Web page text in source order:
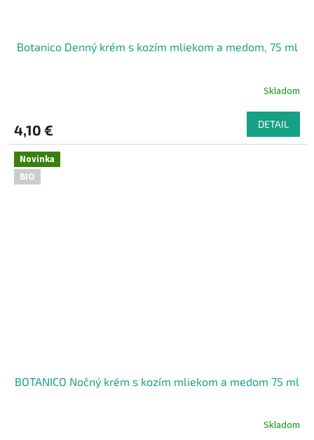
Botanico Denný krém s kozím mliekom a medom, 75 ml
Skladom
4,10 € DETAIL
Novinka
BIO
BOTANICO Nočný krém s kozím mliekom a medom 75 ml
Skladom